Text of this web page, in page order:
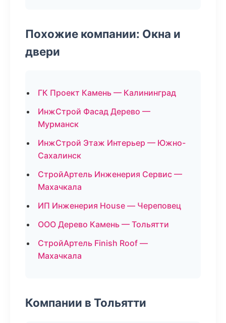
Похожие компании: Окна и
двери
ГК Проект Камень — Калининград
ИнжСтрой Фасад Дерево —
Мурманск
ИнжСтрой Этаж Интерьер — Южно-
Сахалинск
СтройАртель Инженерия Сервис —
Махачкала
ИП Инженерия House — Череповец
ООО Дерево Камень — Тольятти
СтройАртель Finish Roof —
Махачкала
Компании в Тольятти